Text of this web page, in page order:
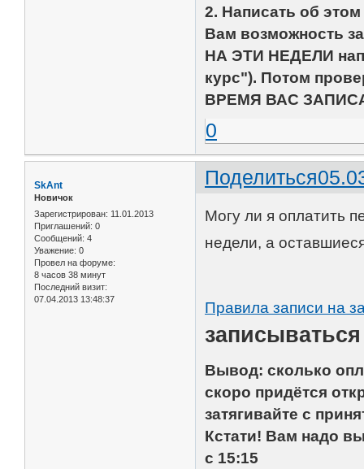
2. Написать об
Вам возможность
НА ЭТИ НЕДЕЛИ
курс"). Потом
ВРЕМЯ ВАС
0
Поделиться
SkAnt
Новичок
Зарегистрирован: 11.01.2013
Приглашений: 0
Сообщений: 4
Уважение: 0
Провел на форуме:
8 часов 38 минут
Последний визит:
07.04.2013 13:48:37
Могу ли я оплатить
недели, а
Правила записи на
Вывод: сколько
скоро придётся
затягивайте с
Кстати! Вам надо
с 15:15